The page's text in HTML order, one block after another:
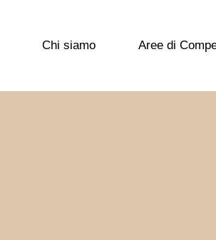
Chi siamo Aree di